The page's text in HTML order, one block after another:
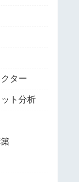
ター
ト分析